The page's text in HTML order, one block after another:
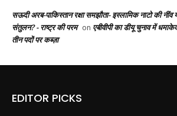
सऊदी अरब-पाकिस्तान रक्षा समझौता- इस्लामिक नाटो की नींव
संतुलन? - राष्ट्र की परम on एबीवीपी का डीयू चुनाव में
तीन पदों पर कब्ज़ा
EDITOR PICKS